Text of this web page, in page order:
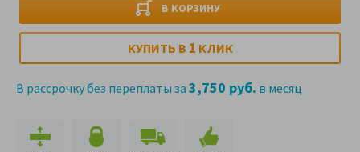
В КОРЗИНУ
КУПИТЬ В 1 КЛИК
В рассрочку без переплаты за 3,750 руб. в месяц